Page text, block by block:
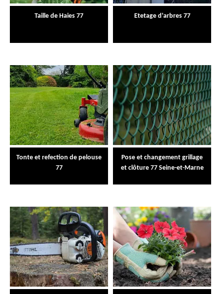
Taille de Haies 77 Etetage d'arbres 77
Tonte et refection de pelouse
77
Pose et changement grillage
et clôture 77 Seine-et-Marne